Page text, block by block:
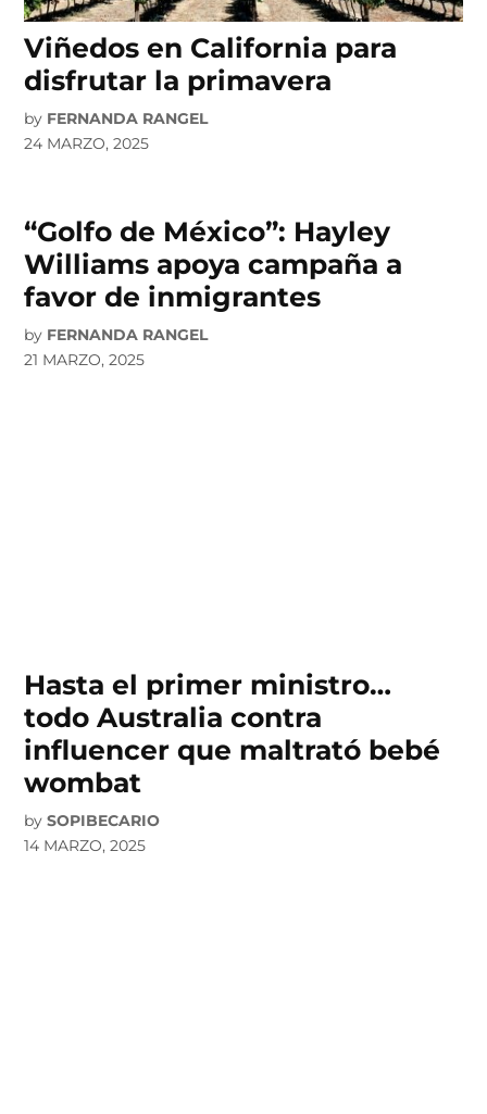
Viñedos en California para
disfrutar la primavera
by FERNANDA RANGEL
24 MARZO, 2025
“Golfo de México”: Hayley
Williams apoya campaña a
favor de inmigrantes
by FERNANDA RANGEL
21 MARZO, 2025
Hasta el primer ministro…
todo Australia contra
influencer que maltrató bebé
wombat
by SOPIBECARIO
14 MARZO, 2025